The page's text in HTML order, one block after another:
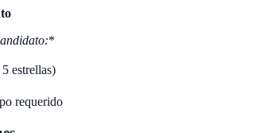
:*
5 estrellas)
requerido